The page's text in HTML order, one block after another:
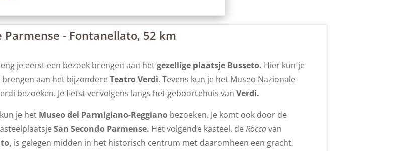
Parmense - Fontanellato, 52 km
je eerst een bezoek brengen aan hetgezellige plaatsje Busseto. Hier kun je
brengen aan het bijzondereTeatro Verdi. Tevens kun je het Museo Nazionale
bezoeken. Je fietst vervolgens langs het geboortehuis van Verdi.
je het Museo del Parmigiano-Reggianobezoeken. Je komt ook door de
San Secondo Parmense. Het volgende kasteel, deRoccavan
is gelegen midden in het historisch centrum met daaromheen een gracht.